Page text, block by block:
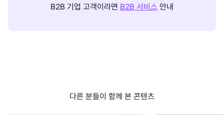
B2B 기업 고객이라면 B2B 서비스 안내
다른 분들이 함께 본 콘텐츠